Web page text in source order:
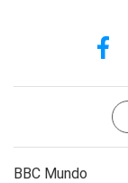
BBC Mundo